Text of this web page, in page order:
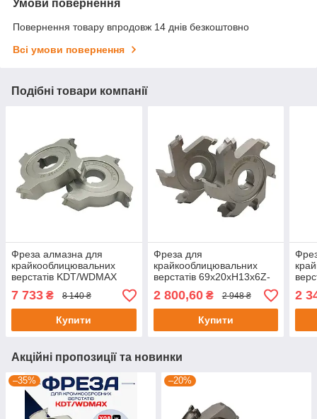
Умови повернення
Повернення товару впродовж 14 днів безкоштовно
Всі умови повернення
Подібні товари компанії
Фреза алмазна для
крайкооблицювальних
верстатів KDT/WDMAX
7 733 ₴ 8 140 ₴
Купити
Фреза для
крайкооблицювальних
верстатів 69х20хH13х6Z-
2 800,60₴ 2 948 ₴
Купити
2
Акційні пропозиції та новинки
–35% –20%